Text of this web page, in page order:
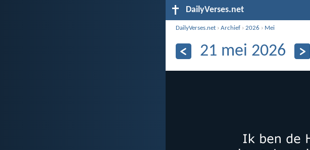
DailyVerses.net
DailyVerses.net ›Archief ›2026 › Mei
21 mei 2026